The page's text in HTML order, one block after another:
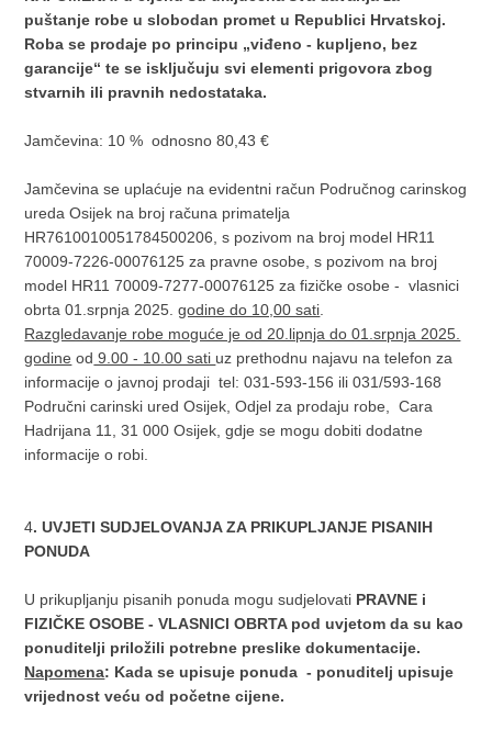
puštanje robe u slobodan promet u Republici Hrvatskoj.
Roba se prodaje po principu „viđeno - kupljeno, bez
garancije“ te se isključuju svi elementi prigovora zbog
stvarnih ili pravnih nedostataka.
Jamčevina: 10 % odnosno 80,43 €
Jamčevina se uplaćuje na evidentni račun Područnog carinskog
ureda Osijek na broj računa primatelja
HR7610010051784500206, s pozivom na broj model HR11
70009-7226-00076125 za pravne osobe, s pozivom na broj
model HR11 70009-7277-00076125 za fizičke osobe - vlasnici
obrta 01.srpnja 2025.godine do 10,00 sati
Razgledavanje robe moguće je od 20.lipnja do 01.srpnja 2025.
godine od 9.00 - 10.00 sati uz prethodnu najavu na telefon za
informacije o javnoj prodaji tel: 031-593-156 ili 031/593-168
Područni carinski ured Osijek, Odjel za prodaju robe, Cara
Hadrijana 11, 31 000 Osijek, gdje se mogu dobiti dodatne
informacije o robi.
4. UVJETI SUDJELOVANJA ZA PRIKUPLJANJE PISANIH
PONUDA
U prikupljanju pisanih ponuda mogu sudjelovati PRAVNE i
FIZIČKE OSOBE - VLASNICI OBRTA pod uvjetom da su kao
ponuditelji priložili potrebne preslike dokumentacije.
Napomena: Kada se upisuje ponuda - ponuditelj upisuje
vrijednost veću od početne cijene.